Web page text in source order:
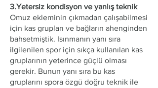
3.Yetersiz kondisyon ve yanlış teknik
Omuz ekleminin çıkmadan çalışabilmesi
için kas grupları ve bağların ahenginden
bahsetmiştik. Isınmanın yanı sıra
ilgilenilen spor için sıkça kullanılan kas
gruplarının yeterince güçlü olması
gerekir. Bunun yanı sıra bu kas
gruplarını spora özgü doğru teknik ile